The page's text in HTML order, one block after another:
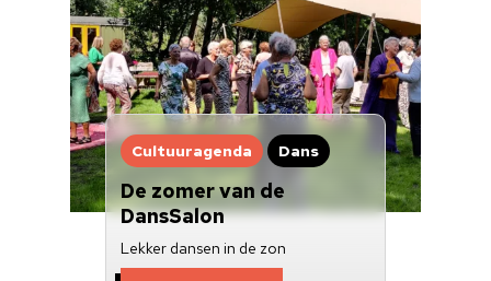
Cultuuragenda Dans
De zomer van de
DansSalon
Lekker dansen in de zon
Over ons
Nieuwsbrief
Doneren